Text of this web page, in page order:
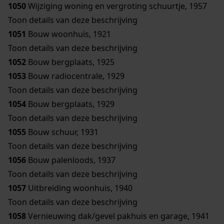
1050Wijziging woning en vergroting schuurtje, 1957
Toon details van deze beschrijving
1051 Bouw woonhuis, 1921
Toon details van deze beschrijving
1052 Bouw bergplaats, 1925
1053 Bouw radiocentrale, 1929
Toon details van deze beschrijving
1054 Bouw bergplaats, 1929
Toon details van deze beschrijving
1055 Bouw schuur, 1931
Toon details van deze beschrijving
1056 Bouw palenloods, 1937
Toon details van deze beschrijving
1057 Uitbreiding woonhuis, 1940
Toon details van deze beschrijving
1058Vernieuwing dak/gevel pakhuis en garage, 1941